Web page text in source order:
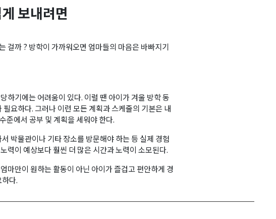
보내려면
걸까 ? 방학이 가까워오면 엄마들의 마음은 바빠지기
하기에는 어려움이 있다. 이럴 땐 아이가 겨울 방학 동
요하다. 그러나 이런 모든 계획과 스케줄의 기본은 내
준에서 공부 및 계획을 세워야 한다.
박물관이나 기타 장소를 방문해야 하는 등 실제 경험
력이 예상보다 훨씬 더 많은 시간과 노력이 소모된다.
마만이 원하는 활동이 아닌 아이가 즐겁고 편안하게 경
다.